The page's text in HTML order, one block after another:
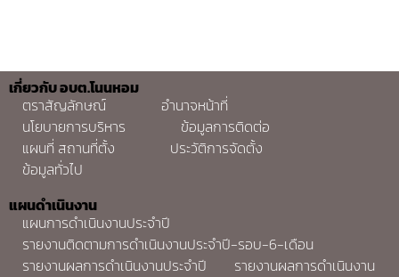
เกี่ยวกับ อบต.โนนหอม
ตราสัญลักษณ์
อำนาจหน้าที่
นโยบายการบริหาร
ข้อมูลการติดต่อ
แผนที่ สถานที่ตั้ง
ประวัติการจัดตั้ง
ข้อมูลทั่วไป
แผนดำเนินงาน
แผนการดำเนินงานประจำปี
รายงานติดตามการดำเนินงานประจำปี-รอบ-6-เดือน
รายงานผลการดำเนินงานประจำปี
รายงานผลการดำเนินงาน